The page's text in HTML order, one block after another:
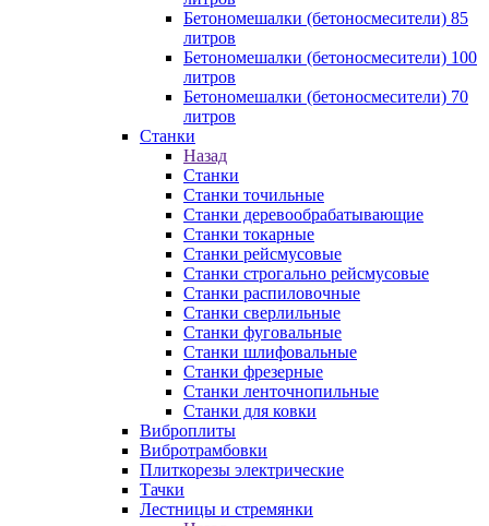
Бетономешалки (бетоносмесители) 85
литров
Бетономешалки (бетоносмесители) 100
литров
Бетономешалки (бетоносмесители) 70
литров
Станки
Назад
Станки
Станки точильные
Станки деревообрабатывающие
Станки токарные
Станки рейсмусовые
Станки строгально рейсмусовые
Станки распиловочные
Станки сверлильные
Станки фуговальные
Станки шлифовальные
Станки фрезерные
Станки ленточнопильные
Станки для ковки
Виброплиты
Вибротрамбовки
Плиткорезы электрические
Тачки
Лестницы и стремянки